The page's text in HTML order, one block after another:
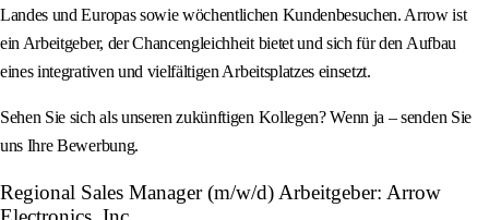
Landes und Europas sowie wöchentlichen Kundenbesuchen. Arrow ist
ein Arbeitgeber, der Chancengleichheit bietet und sich für den Aufbau
eines integrativen und vielfältigen Arbeitsplatzes einsetzt.
Sehen Sie sich als unseren zukünftigen Kollegen? Wenn ja – senden Sie
uns Ihre Bewerbung.
Regional Sales Manager (m/w/d) Arbeitgeber: Arrow